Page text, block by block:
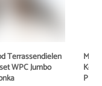
Terrassendielen
WPC Jumbo
Plus